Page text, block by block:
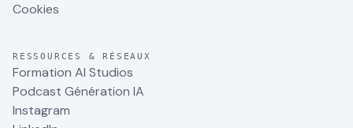
Cookies
RESSOURCES & RÉSEAUX
Formation AI Studios
Podcast Génération IA
Instagram